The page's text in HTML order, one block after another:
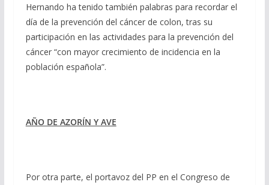
Hernando ha tenido también palabras para recordar el
día de la prevención del cáncer de colon, tras su
participación en las actividades para la prevención del
cáncer “con mayor crecimiento de incidencia en la
población española”.
AÑO DE AZORÍN Y AVE
Por otra parte, el portavoz del PP en el Congreso de